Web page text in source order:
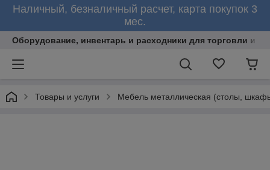
Наличный, безналичный расчет, карта покупок 3
мес.
Оборудование, инвентарь и расходники для торговли и
Товары и услуги Мебель металлическая (столы,